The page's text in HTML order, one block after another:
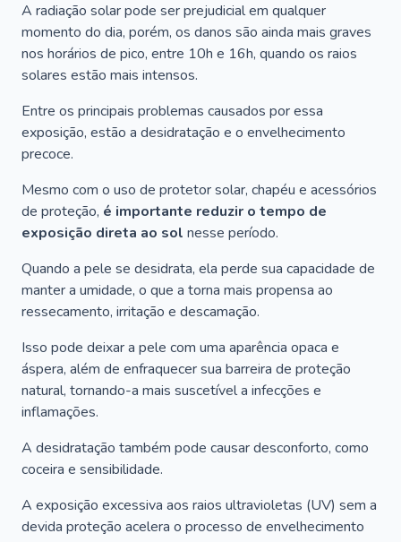
A radiação solar pode ser prejudicial em qualquer
momento do dia, porém, os danos são ainda mais graves
nos horários de pico, entre 10h e 16h, quando os raios
solares estão mais intensos.
Entre os principais problemas causados por essa
exposição, estão a desidratação e o envelhecimento
precoce.
Mesmo com o uso de protetor solar, chapéu e acessórios
de proteção, é importante reduzir o tempo de
exposição direta ao sol nesse período.
Quando a pele se desidrata, ela perde sua capacidade de
manter a umidade, o que a torna mais propensa ao
ressecamento, irritação e descamação.
Isso pode deixar a pele com uma aparência opaca e
áspera, além de enfraquecer sua barreira de proteção
natural, tornando-a mais suscetível a infecções e
inflamações.
A desidratação também pode causar desconforto, como
coceira e sensibilidade.
A exposição excessiva aos raios ultravioletas (UV) sem a
devida proteção acelera o processo de envelhecimento